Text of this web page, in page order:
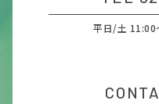
平日/土 11:00